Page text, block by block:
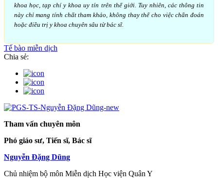
khoa học, tạp chí y khoa uy tín trên thế giới. Tuy nhiên, các thông tin
này chỉ mang tính chất tham khảo, không thay thế cho việc chẩn đoán
hoặc điều trị y khoa chuyên sâu từ bác sĩ.
Tế bào miễn dịch
Chia sẻ:
Tham vấn chuyên môn
Phó giáo sư, Tiến sĩ, Bác sĩ
Nguyễn Đặng Dũng
Chủ nhiệm bộ môn Miễn dịch Học viện Quân Y